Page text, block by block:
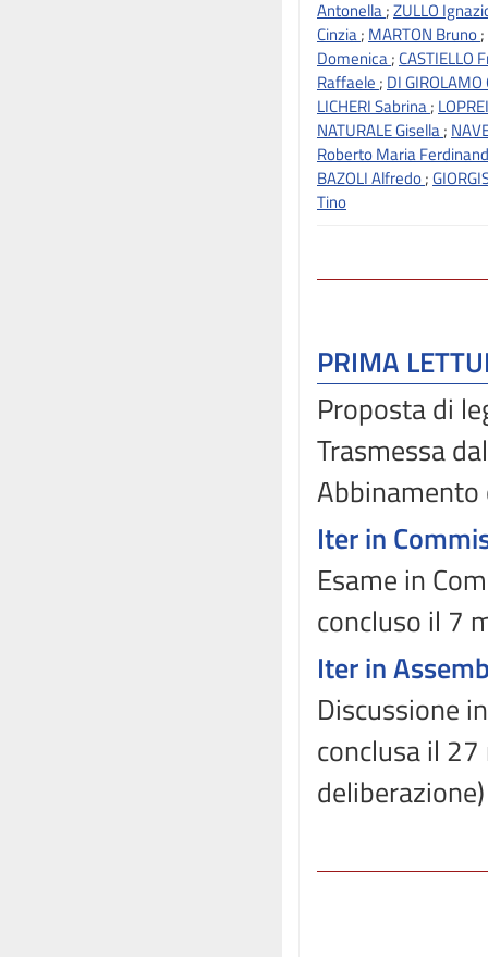
Antonella;ZULLO
Cinzia; MARTON Bruno;
Domenica; CASTIELLO
Raffaele ; DI
LICHERI Sabrina;
NATURALE Gisella;
Roberto Maria
BAZOLI Alfredo;
Tino
PRIMA
Proposta di
Trasmessa
Abbinamento
Iter in
Esame in
concluso il 7
Iter in
Discussione
conclusa il
deliberazione)